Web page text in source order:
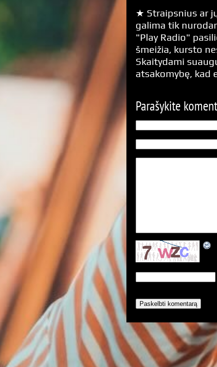
★ Straipsnius ar
galima tik
"Play Radio"
šmeižia, kursto
Skaitydami
atsakomybę, kad
Parašykite